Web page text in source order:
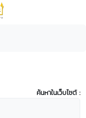
ค้นหาในเว็บไซต์ :